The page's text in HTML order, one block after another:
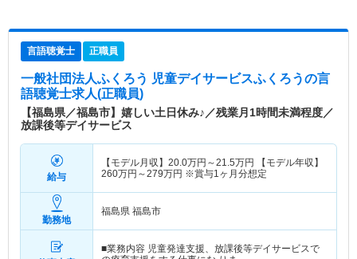
言語聴覚士 正職員
一般社団法人ふくろう 児童デイサービスふくろうの言
語聴覚士求人(正職員)
【福島県／福島市】嬉しい土日休み♪／残業月1時間未満程度／
放課後等デイサービス
給与
【モデル月収】 20.0万円～21.5万円
【モデル年収】
260万円～279万円 ※賞与1ヶ月分想定
勤務地
福島県 福島市
■業務内容 児童発達支援、放課後等デイサービスで